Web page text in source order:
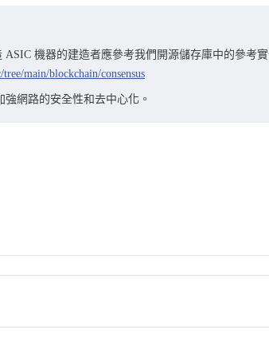
ASIC 機器的建造者應參考我們開源儲存庫中的參考
main/blockchain/consensus
網路的安全性和去中心化。